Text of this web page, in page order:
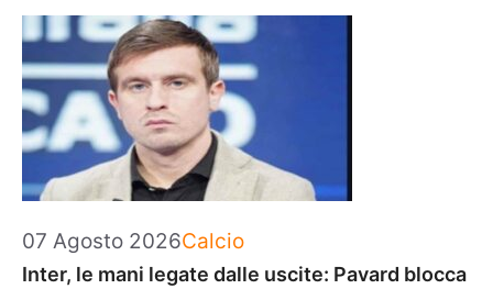
07 Agosto 2026Categorie
Calcio
Inter, le mani legate dalle uscite: Pavard blocca